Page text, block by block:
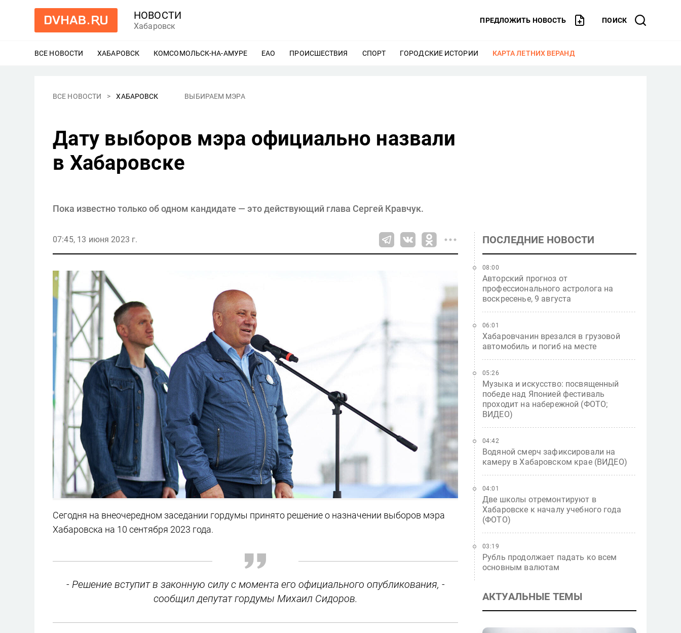
НОВОСТИ
Хабаровск
ПРЕДЛОЖИТЬ НОВОСТЬ ПОИСК
ВСЕ НОВОСТИ ХАБАРОВСК ЕЩЕ
КОМСОМОЛЬСК-НА-АМУРЕ ЕЩЕ
ЕАО ЕЩЕ
ПРОИСШЕСТВИЯ ЕЩЕ
СПОРТ ЕЩЕ
ГОРОДСКИЕ ИСТОРИИ ЕЩЕ
КАРТА ЛЕТНИХ ВЕРАНД
ВСЕ НОВОСТИ ХАБАРОВСК ВЫБИРАЕМ МЭРА
Дату выборов мэра официально назвали
в Хабаровске
Пока известно только об одном кандидате — это действующий глава Сергей Кравчук.
07:45, 13 июня 2023 г.
Сегодня на внеочередном заседании гордумы принято решение о назначении выборов мэра
Хабаровска на 10 сентября 2023 года.
- Решение вступит в законную силу с момента его официального опубликования, -
сообщил депутат гордумы Михаил Сидоров.
ПОСЛЕДНИЕ НОВОСТИ
Авторский прогноз от
профессионального астролога на
воскресенье, 9 августа
08:00
Хабаровчанин врезался в грузовой
автомобиль и погиб на месте
06:01
Музыка и искусство: посвященный
победе над Японией фестиваль
проходит на набережной (ФОТО;
ВИДЕО)
05:26
Водяной смерч зафиксировали на
камеру в Хабаровском крае (ВИДЕО)
04:42
Две школы отремонтируют в
Хабаровске к началу учебного года
(ФОТО)
04:01
Рубль продолжает падать ко всем
основным валютам
03:19
АКТУАЛЬНЫЕ ТЕМЫ